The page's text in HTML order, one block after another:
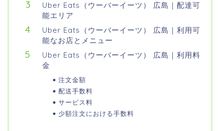
Uber Eats（ウーバーイーツ） 広島｜配達可
能エリア
Uber Eats（ウーバーイーツ） 広島｜利用可
能なお店とメニュー
Uber Eats（ウーバーイーツ） 広島｜利用料
金
注文金額
配送手数料
サービス料
少額注文における手数料